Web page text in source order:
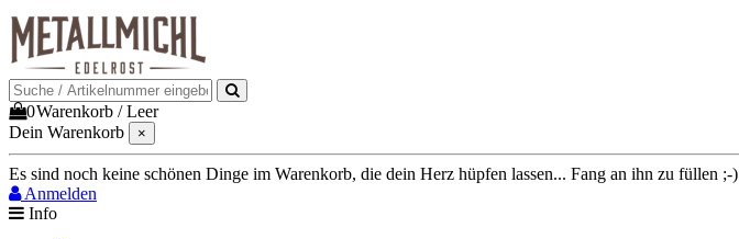
0Warenkorb /Leer
Dein Warenkorb
×
Es sind noch keine schönen Dinge im Warenkorb, die dein Herz hüpfen lassen... Fang an ihn zu füllen ;-)
Anmelden
Info